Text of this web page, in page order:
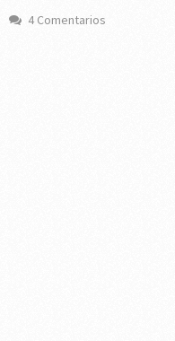
4 Comentarios